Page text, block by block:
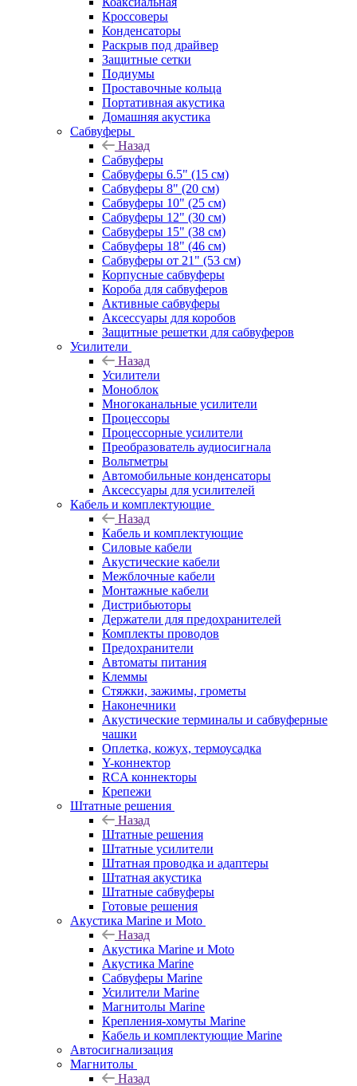
Кроссоверы
Конденсаторы
Раскрыв под драйвер
Защитные сетки
Подиумы
Проставочные кольца
Портативная акустика
Домашняя акустика
Сабвуферы
Назад
Сабвуферы
Сабвуферы 6.5" (15 см)
Сабвуферы 8" (20 см)
Сабвуферы 10" (25 см)
Сабвуферы 12" (30 см)
Сабвуферы 15" (38 см)
Сабвуферы 18" (46 см)
Сабвуферы от 21" (53 см)
Корпусные сабвуферы
Короба для сабвуферов
Активные сабвуферы
Аксессуары для коробов
Защитные решетки для сабвуферов
Усилители
Назад
Усилители
Моноблок
Многоканальные усилители
Процессоры
Процессорные усилители
Преобразователь аудиосигнала
Вольтметры
Автомобильные конденсаторы
Аксессуары для усилителей
Кабель и комплектующие
Назад
Кабель и комплектующие
Силовые кабели
Акустические кабели
Межблочные кабели
Монтажные кабели
Дистрибьюторы
Держатели для предохранителей
Комплекты проводов
Предохранители
Автоматы питания
Клеммы
Стяжки, зажимы, грометы
Наконечники
Акустические терминалы и сабвуферные
чашки
Оплетка, кожух, термоусадка
Y-коннектор
RCA коннекторы
Крепежи
Штатные решения
Назад
Штатные решения
Штатные усилители
Штатная проводка и адаптеры
Штатная акустика
Штатные сабвуферы
Готовые решения
Акустика Marine и Moto
Назад
Акустика Marine и Moto
Акустика Marine
Сабвуферы Marine
Усилители Marine
Магнитолы Marine
Крепления-хомуты Marine
Кабель и комплектующие Marine
Автосигнализация
Магнитолы
Назад